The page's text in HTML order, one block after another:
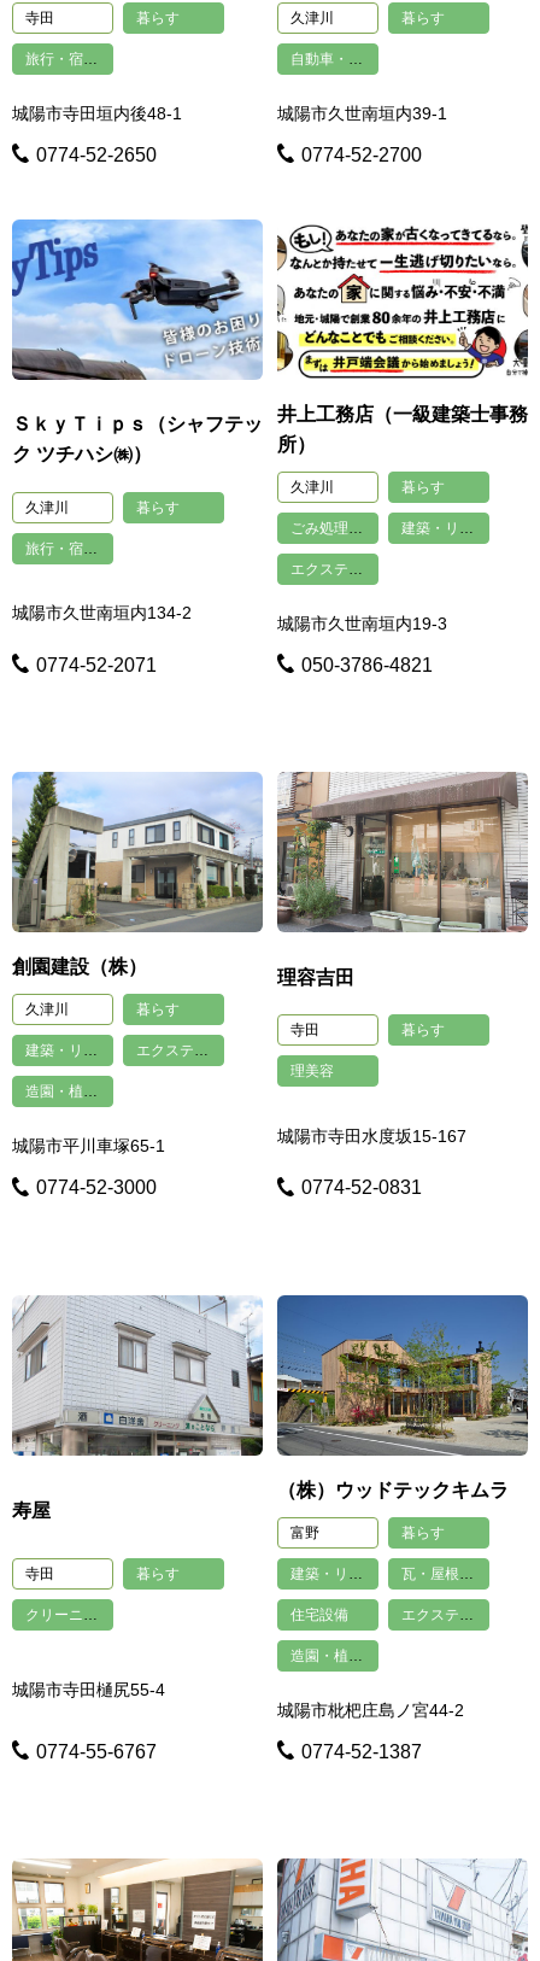
寺田 暮らす
城陽市寺田垣内後48-1
0774-52-2650
久津川 暮らす
城陽市久世南垣内39-1
0774-52-2700
ＳｋｙＴｉｐｓ（シャフテッ
ク ツチハシ㈱）
久津川 暮らす
旅行・宿泊・その他娯楽
城陽市久世南垣内134-2
0774-52-2071
井上工務店（一級建築士事務
所）
久津川 暮らす
ごみ処理・不用品回収・買取 建築・リフォーム
エクステリア・外構工事
城陽市久世南垣内19-3
050-3786-4821
創園建設（株）
久津川 暮らす
建築・リフォーム エクステリア・外構工事
造園・植木・剪定
城陽市平川車塚65-1
0774-52-3000
理容吉田
寺田 暮らす
理美容
城陽市寺田水度坂15-167
0774-52-0831
寿屋
寺田 暮らす
城陽市寺田樋尻55-4
0774-55-6767
（株）ウッドテックキムラ
富野 暮らす
住宅設備
城陽市枇杷庄島ノ宮44-2
0774-52-1387